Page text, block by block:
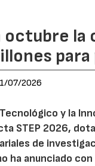
octubre
07/2026
y la
STEP 2026,
de
ha anunciado